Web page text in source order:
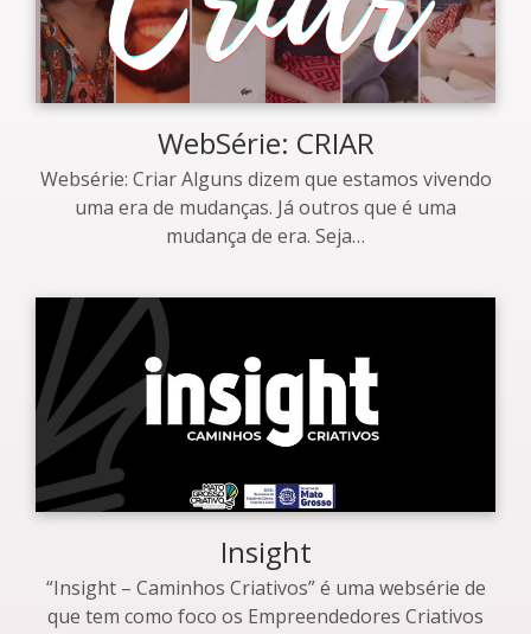
WebSérie: CRIAR
Websérie: Criar Alguns dizem que estamos vivendo
uma era de mudanças. Já outros que é uma
mudança de era. Seja…
Insight
“Insight – Caminhos Criativos” é uma websérie de
que tem como foco os Empreendedores Criativos